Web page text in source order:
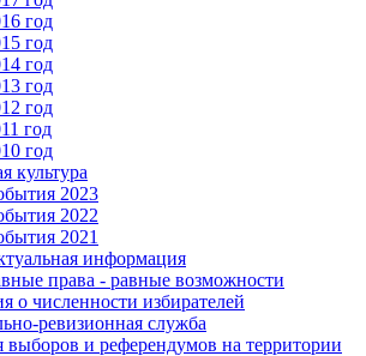
год
год
год
год
год
год
год
культура
2023
2022
2021
информация
права - равные возможности
о численности избирателей
ревизионная служба
выборов и референдумов на территории